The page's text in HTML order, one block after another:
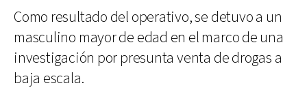
Como resultado del operativo, se detuvo a un
masculino mayor de edad en el marco de una
investigación por presunta venta de drogas a
baja escala.